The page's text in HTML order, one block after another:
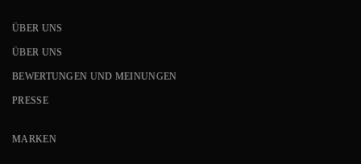
ÜBER UNS
ÜBER UNS
BEWERTUNGEN UND MEINUNGEN
PRESSE
MARKEN